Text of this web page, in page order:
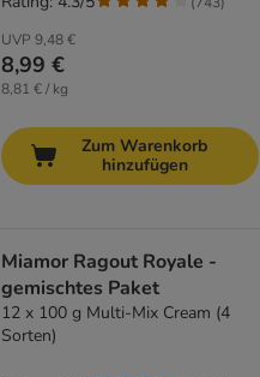
UVP 9,48 €
8,99 €
8,81 € / kg
Zum Warenkorb
hinzufügen
Miamor Ragout Royale -
gemischtes Paket
12 x 100 g Multi-Mix Cream (4
Sorten)